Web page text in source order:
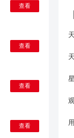
查看
查看
查看
查看